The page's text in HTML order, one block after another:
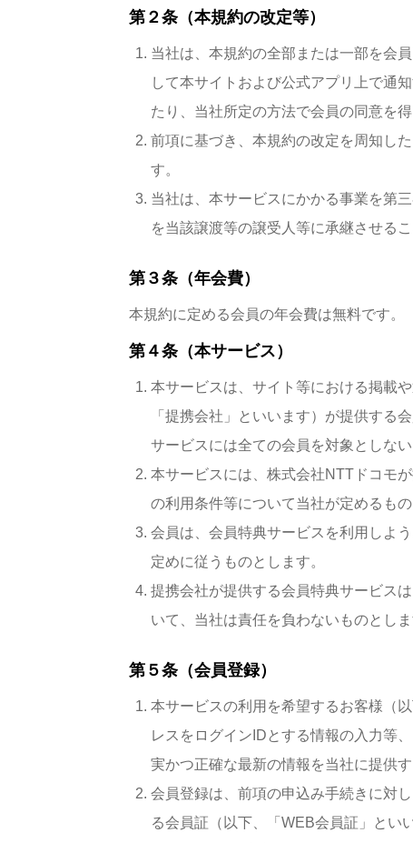
第２条（本規約の改定等）
当社は、本規約の全部または一部を会
して本サイトおよび公式アプリ上で通
たり、当社所定の方法で会員の同意を得
前項に基づき、本規約の改定を周知し
す。
当社は、本サービスにかかる事業を第
を当該譲渡等の譲受人等に承継させる
第３条（年会費）
本規約に定める会員の年会費は無料です。
第４条（本サービス）
本サービスは、サイト等における掲載
「提携会社」といいます）が提供する
サービスには全ての会員を対象としない
本サービスには、株式会社NTTドコモ
の利用条件等について当社が定めるも
会員は、会員特典サービスを利用しよ
定めに従うものとします。
提携会社が提供する会員特典サービス
いて、当社は責任を負わないものとしま
第５条（会員登録）
本サービスの利用を希望するお客様（
レスをログインIDとする情報の入力等
実かつ正確な最新の情報を当社に提供
会員登録は、前項の申込み手続きに対
る会員証（以下、「WEB会員証」とい